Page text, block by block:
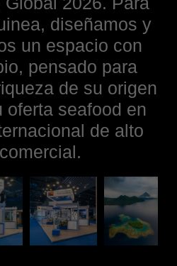
diseñamos y
un espacio con
pensado para
de su origen
oferta seafood en
de alto